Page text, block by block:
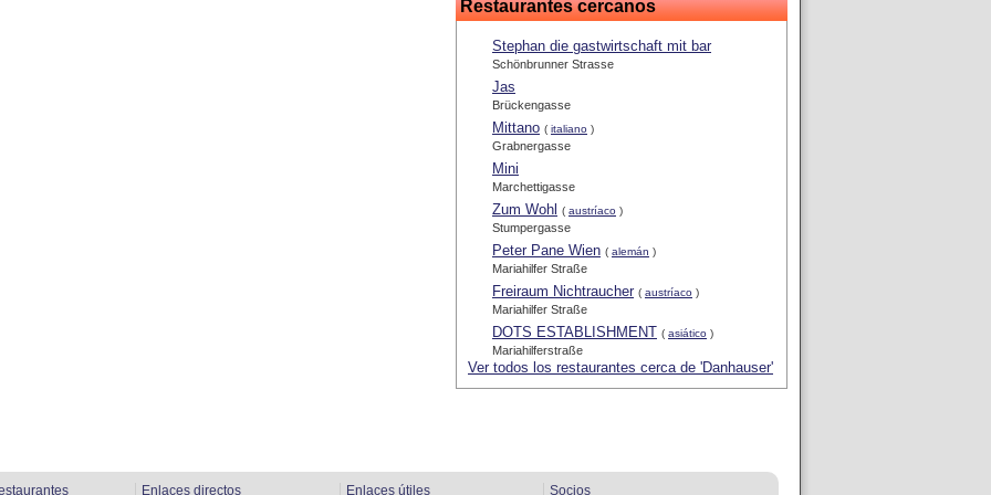
Restaurantes cercanos
Stephan die gastwirtschaft mit bar
Schönbrunner Strasse
Jas
Brückengasse
Mittano ( italiano )
Grabnergasse
Mini
Marchettigasse
Zum Wohl ( austríaco )
Stumpergasse
Peter Pane Wien ( alemán )
Mariahilfer Straße
Freiraum Nichtraucher ( austríaco )
Mariahilfer Straße
DOTS ESTABLISHMENT ( asiático )
Mariahilferstraße
Ver todos los restaurantes cerca de 'Danhauser'
Enlaces directos Enlaces útiles Socios